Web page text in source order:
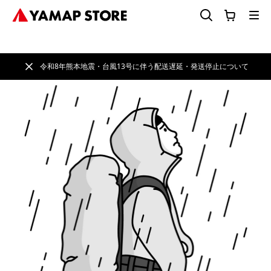
令和8年熊本地震・台風13号に伴う配送遅延・発送停止について